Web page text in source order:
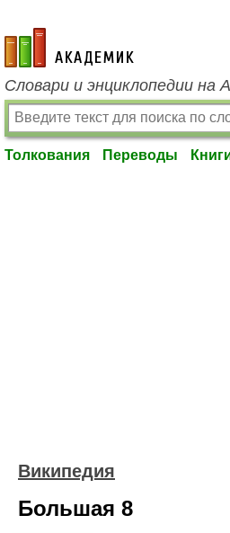
academic.ru
Словари и энциклопедии на
Толкования Переводы
Википедия
Большая 8